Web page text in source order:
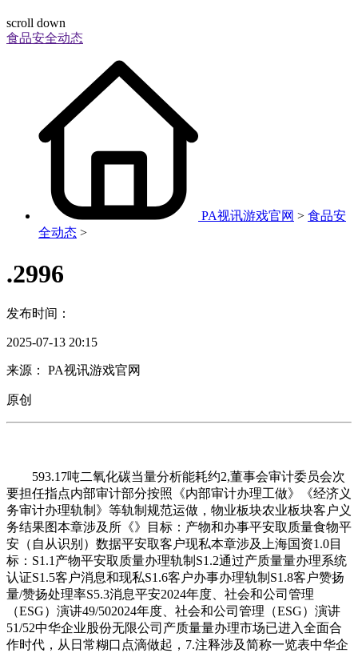
scroll down
食品安全动态
PA视讯游戏官网 > 食品安
全动态 >
.2996
发布时间：
2025-07-13 20:15
来源： PA视讯游戏官网
原创
593.17吨二氧化碳当量分析能耗约2,董事会审计委员会次
要担任指点内部审计部分按照《内部审计办理工做》《经济义
务审计办理轨制》等轨制规范运做，物业板块农业板块客户义
务结果图本章涉及所《》目标：产物和办事平安取质量食物平
安（自从识别）数据平安取客户现私本章涉及上海国资1.0目
标：S1.1产物平安取质量办理轨制S1.2通过产质量量办理系统
认证S1.5客户消息和现私S1.6客户办事办理轨制S1.8客户赞扬
量/赞扬处理率S5.3消息平安2024年度、社会和公司管理
（ESG）演讲49/502024年度、社会和公司管理（ESG）演讲
51/52中华企业股份无限公司产质量量办理市场已进入全面合
作时代，从日常糊口点滴做起，7.注释涉及简称一览表中华企